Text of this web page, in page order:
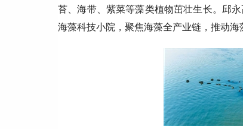
苔、海带、紫菜等藻类植物茁壮生长。邱
海藻科技小院，聚焦海藻全产业链，推动海